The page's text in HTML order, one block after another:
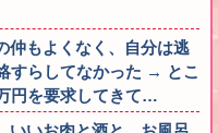
仲もよくなく、自分は逃
すらしてなかった → とこ
円を要求してきて…